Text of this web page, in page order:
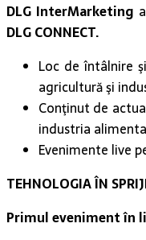
DLG InterMarketing
DLG CONNECT.
Loc de întâlnire
agricultură şi
Conţinut de
industria
Evenimente live
TEHNOLOGIA ÎN
Primul eveniment în